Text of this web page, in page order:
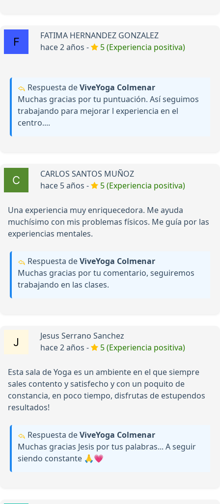
FATIMA HERNANDEZ GONZALEZ
hace 2 años -
5 (Experiencia positiva)
Respuesta deViveYoga Colmenar
Muchas gracias por tu puntuación. Así seguimos
trabajando para mejorar l experiencia en el
centro....
CARLOS SANTOS MUÑOZ
hace 5 años -
5 (Experiencia positiva)
Una experiencia muy enriquecedora. Me ayuda
muchísimo con mis problemas físicos. Me guía por las
experiencias mentales.
Respuesta deViveYoga Colmenar
Muchas gracias por tu comentario, seguiremos
trabajando en las clases.
Jesus Serrano Sanchez
hace 2 años -
5 (Experiencia positiva)
Esta sala de Yoga es un ambiente en el que siempre
sales contento y satisfecho y con un poquito de
constancia, en poco tiempo, disfrutas de estupendos
resultados!
Respuesta deViveYoga Colmenar
Muchas gracias Jesis por tus palabras... A seguir
siendo constante 🙏💗